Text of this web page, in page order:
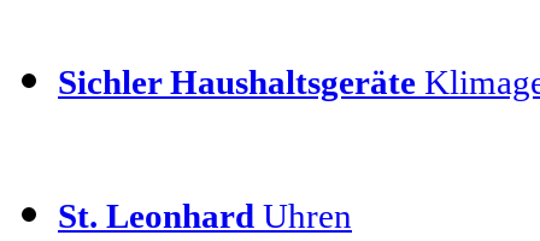
Sichler Haushaltsgeräte
St. Leonhard Uhren